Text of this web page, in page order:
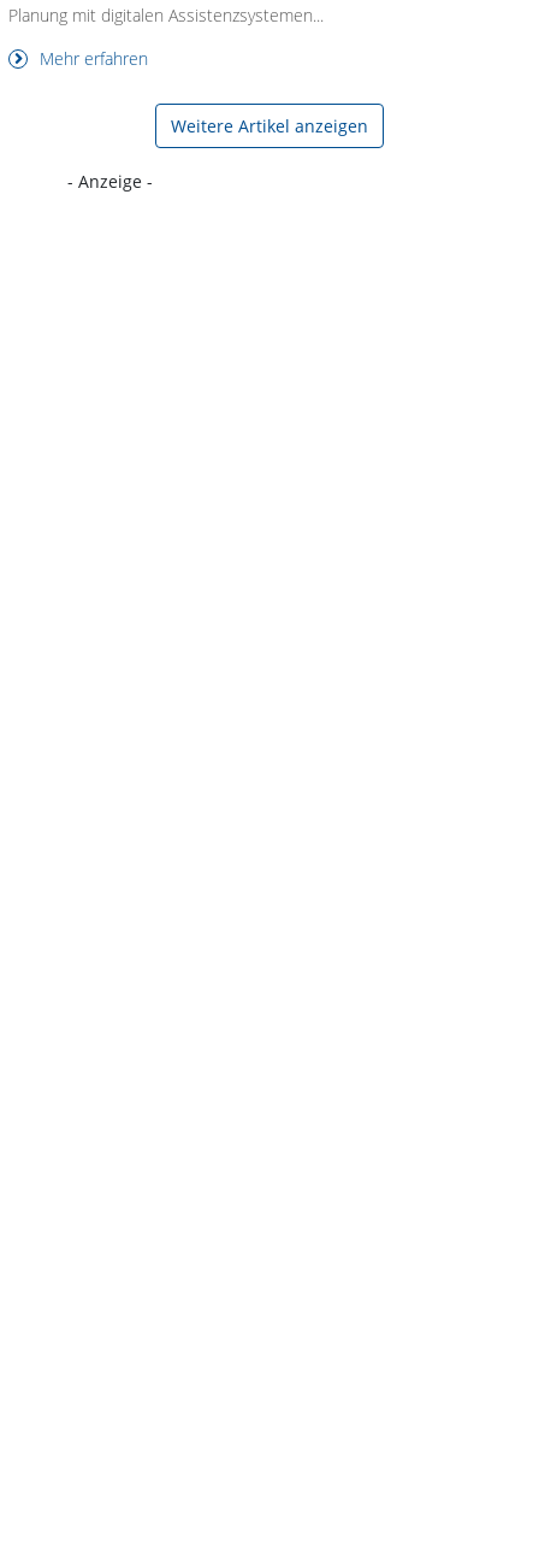
Planung mit digitalen Assistenzsystemen...
Mehr erfahren
Weitere Artikel anzeigen
- Anzeige -